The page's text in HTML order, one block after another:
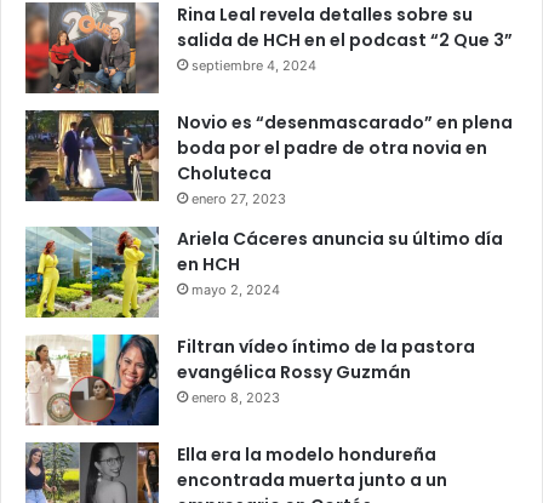
Rina Leal revela detalles sobre su
salida de HCH en el podcast “2 Que 3”
septiembre 4, 2024
Novio es “desenmascarado” en plena
boda por el padre de otra novia en
Choluteca
enero 27, 2023
Ariela Cáceres anuncia su último día
en HCH
mayo 2, 2024
Filtran vídeo íntimo de la pastora
evangélica Rossy Guzmán
enero 8, 2023
Ella era la modelo hondureña
encontrada muerta junto a un